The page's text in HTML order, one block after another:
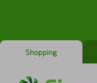
Shopping